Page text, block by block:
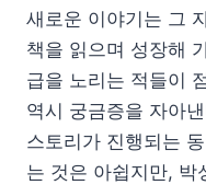
새로운 이야기는 그
책을 읽으며 성장해
급을 노리는 적들이
역시 궁금증을 자아
스토리가 진행되는
는 것은 아쉽지만, 박